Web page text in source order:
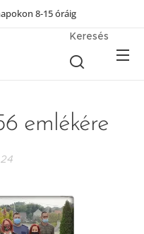
8-15 óráig
Keresés
emlékére